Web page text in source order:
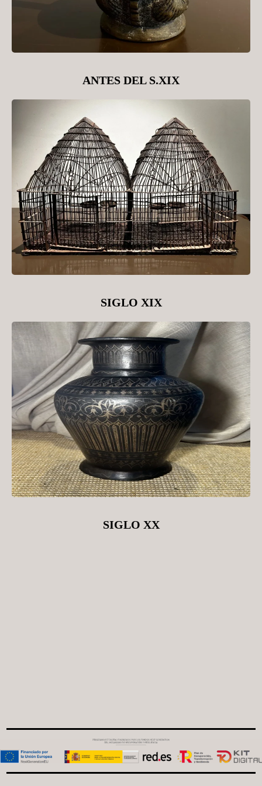
ANTES DEL S.XIX
SIGLO XIX
SIGLO XX